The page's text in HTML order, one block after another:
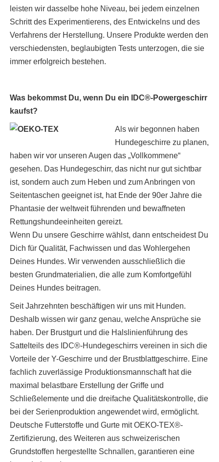
leisten wir dasselbe hohe Niveau, bei jedem einzelnen
Schritt des Experimentierens, des Entwickelns und des
Verfahrens der Herstellung. Unsere Produkte werden den
verschiedensten, beglaubigten Tests unterzogen, die sie
immer erfolgreich bestehen.
Was bekommst Du, wenn Du ein IDC®-Powergeschirr
kaufst?
Als wir begonnen haben
Hundegeschirre zu planen,
haben wir vor unseren Augen das „Vollkommene“
gesehen. Das Hundegeschirr, das nicht nur gut sichtbar
ist, sondern auch zum Heben und zum Anbringen von
Seitentaschen geeignet ist, hat Ende der 90er Jahre die
Phantasie der weltweit führenden und bewaffneten
Rettungshundeeinheiten gereizt.
Wenn Du unsere Geschirre wählst, dann entscheidest Du
Dich für Qualität, Fachwissen und das Wohlergehen
Deines Hundes. Wir verwenden ausschließlich die
besten Grundmaterialien, die alle zum Komfortgefühl
Deines Hundes beitragen.
Seit Jahrzehnten beschäftigen wir uns mit Hunden.
Deshalb wissen wir ganz genau, welche Ansprüche sie
haben. Der Brustgurt und die Halslinienführung des
Sattelteils des IDC®-Hundegeschirrs vereinen in sich die
Vorteile der Y-Geschirre und der Brustblattgeschirre. Eine
fachlich zuverlässige Produktionsmannschaft hat die
maximal belastbare Erstellung der Griffe und
Schließelemente und die dreifache Qualitätskontrolle, die
bei der Serienproduktion angewendet wird, ermöglicht.
Deutsche Futterstoffe und Gurte mit OEKO-TEX®-
Zertifizierung, des Weiteren aus schweizerischen
Grundstoffen hergestellte Schnallen, garantieren eine